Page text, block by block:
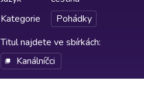
Kategorie
Pohádky
Titul najdete ve sbírkách:
Kanálníčci